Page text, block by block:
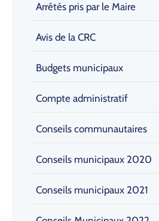
Arrêtés pris par le Maire
Avis de la CRC
Budgets municipaux
Compte administratif
Conseils communautaires
Conseils municipaux 2020
Conseils municipaux 2021